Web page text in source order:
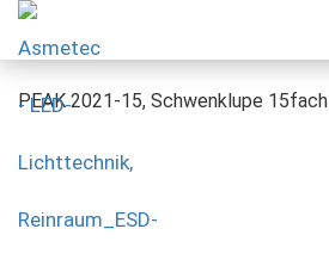
PEAK 2021-15, Schwenklupe 15fach